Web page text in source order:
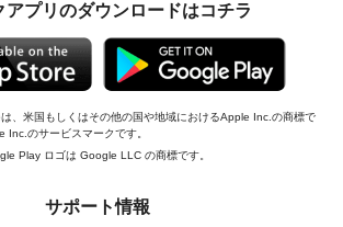
アプリのダウンロードはコチラ
、米国もしくはその他の国や地域におけるApple Inc.の商標で
のサービスマークです。
Play ロゴは Google LLC の商標です。
サポート情報